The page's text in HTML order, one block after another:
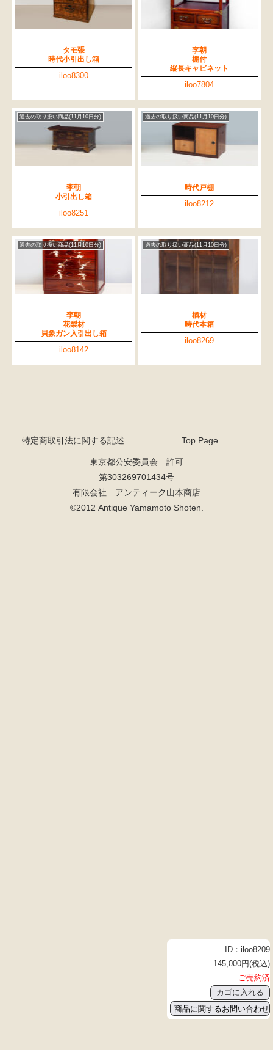
ID：iloo8209
145,000円(税込)
ご売約済
商品に関するお問い合わせ
タモ張
時代小引出し箱
iloo8300
李朝
棚付
縦長キャビネット
iloo7804
過去の取り扱い商品(11月10日分)
李朝
小引出し箱
iloo8251
過去の取り扱い商品(11月10日分)
時代戸棚
iloo8212
過去の取り扱い商品(11月10日分)
李朝
花梨材
貝象ガン入引出し箱
iloo8142
過去の取り扱い商品(11月10日分)
楢材
時代本箱
iloo8269
特定商取引法に関する記述 Top Page
東京都公安委員会 許可
第303269701434号
有限会社 アンティーク山本商店
©2012 Antique Yamamoto Shoten.